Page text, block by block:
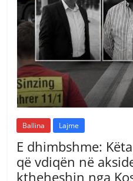
Ballina Lajme
E dhimbshme:
që vdiqën në
ktheheshin nga